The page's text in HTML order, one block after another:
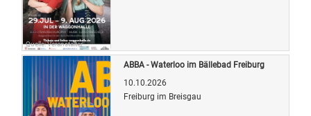
Quelle: Veranstalter
ABBA - Waterloo im Bällebad Freiburg
10.10.2026
Freiburg im Breisgau